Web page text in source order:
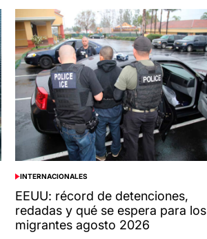
POSTED
IN
INTERNACIONALES
EEUU: récord de detenciones,
redadas y qué se espera para los
migrantes agosto 2026